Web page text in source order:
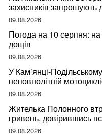
захисників запрошують
змаганнях
09.08.2026
Погода на 10 серпня:
дощів
09.08.2026
У Кам’янці-
неповнолітній
09.08.2026
Жителька Полонного
гривень, довірившись
09.08.2026